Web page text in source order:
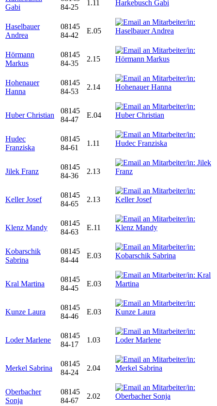
Gabi
84-25
1.11
Haselbauer
Andrea
08145
84-42
E.05
Hörmann
Markus
08145
84-35
2.15
Hohenauer
Hanna
08145
84-53
2.14
Huber Christian
08145
84-47
E.04
Hudec
Franziska
08145
84-61
1.11
Jilek Franz
08145
84-36
2.13
Keller Josef
08145
84-65
2.13
Klenz Mandy
08145
84-63
E.11
Kobarschik
Sabrina
08145
84-44
E.03
Kral Martina
08145
84-45
E.03
Kunze Laura
08145
84-46
E.03
Loder Marlene
08145
84-17
1.03
Merkel Sabrina
08145
84-24
2.04
Oberbacher
Sonja
08145
84-67
2.02